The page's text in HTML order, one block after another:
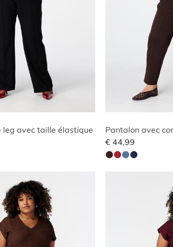
leg avec taille élastique
Pantalon avec
€ 44,99